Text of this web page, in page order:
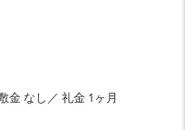
金 なし／ 礼金 1ヶ月